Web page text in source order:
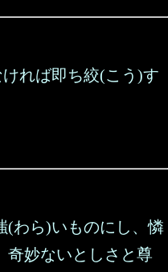
れば即ち絞(こう)す
(わら)いものにし、憐
奇妙ないとしさと尊